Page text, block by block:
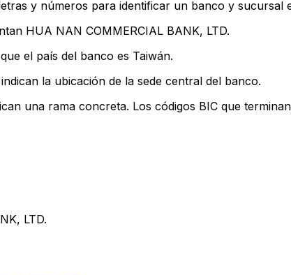
y números para identificar un banco y sucursal
HUA NAN COMMERCIAL BANK, LTD.
el país del banco es Taiwán.
la ubicación de la sede central del banco.
una rama concreta. Los códigos BIC que
LTD.